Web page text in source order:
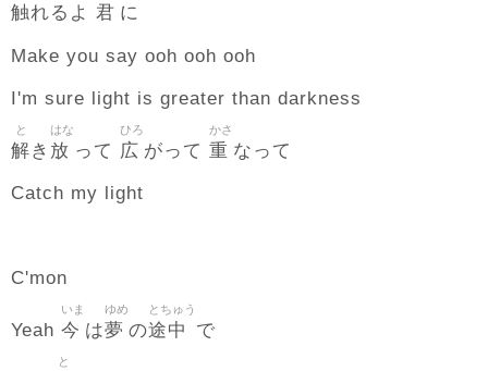
触れるよ 君 に
Make you say ooh ooh ooh
I'm sure light is greater than darkness
解
と
き 放
はな
って 広
ひろ
がって 重
かさ
なって
Catch my light
C'mon
Yeah 今
いま
は夢
ゆめ
の途中
とちゅう
で
と